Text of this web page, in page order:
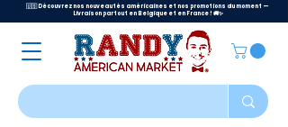
🇺🇸 Découvrez nos nouveautés américaines et nos promotions du moment —
Livraison partout en Belgique et en France ! 🚚✨